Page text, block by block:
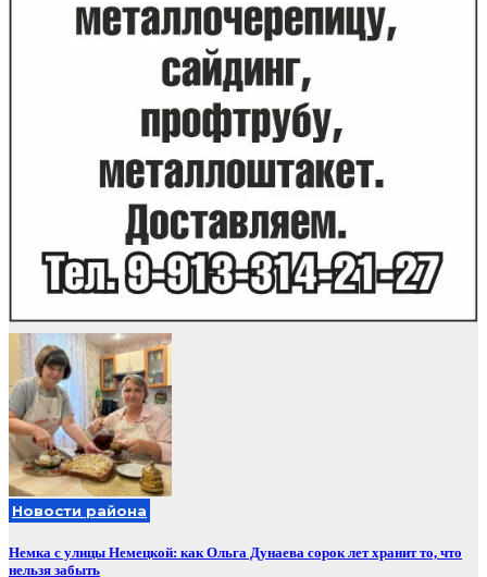
Новости района
Немка с улицы Немецкой: как Ольга Дунаева сорок лет хранит то, что
нельзя забыть